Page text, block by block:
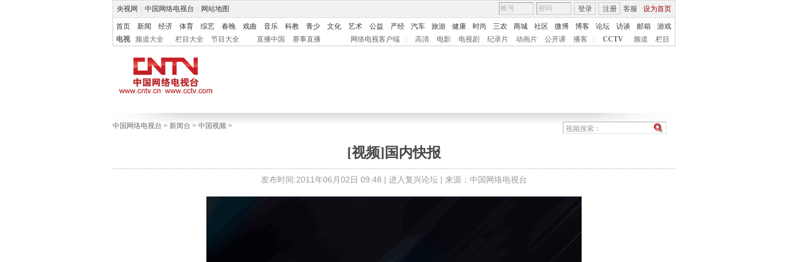
央视网 中国网络电视台 网站地图 客服 设为首页
登录 注册
首页 新闻 经济 体育 综艺 春晚 戏曲 音乐 科教 青少 文化 艺术 公益 产经 汽车 旅游 健康 时尚 三农 商城 社区 微博 博客 论坛 访谈 邮箱
游戏
电视
频道大全 栏目大全 节目大全 直播中国 赛事直播 网络电视客户端 高清 电影 电视剧 纪录片 动画片 公开课 播客 CCTV 频道 栏目
中国网络电视台 > 新闻台 > 中国视频 >
[视频]国内快报
发布时间:2011年06月02日 09:48 | 进入复兴论坛 | 来源：中国网络电视台